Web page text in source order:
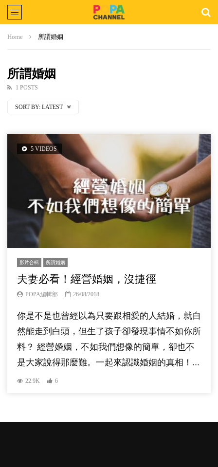
Home 所謂婚姻
所謂婚姻
1 POSTS
SORT BY: LATEST
5 VIDEOS
影片合輯 所謂婚姻
夫妻必看！經營婚姻，沒捷徑
POPA編輯部 26/08/2018
你是不是也曾經以為只要跟相愛的人結婚，就自
然能走到白頭，但生了孩子卻發現事情不如你所
料？ 經營婚姻，不如我們想像的簡單，卻也不
是大家說得那麼難。一起來認識婚姻的真相！...
22.9K 6